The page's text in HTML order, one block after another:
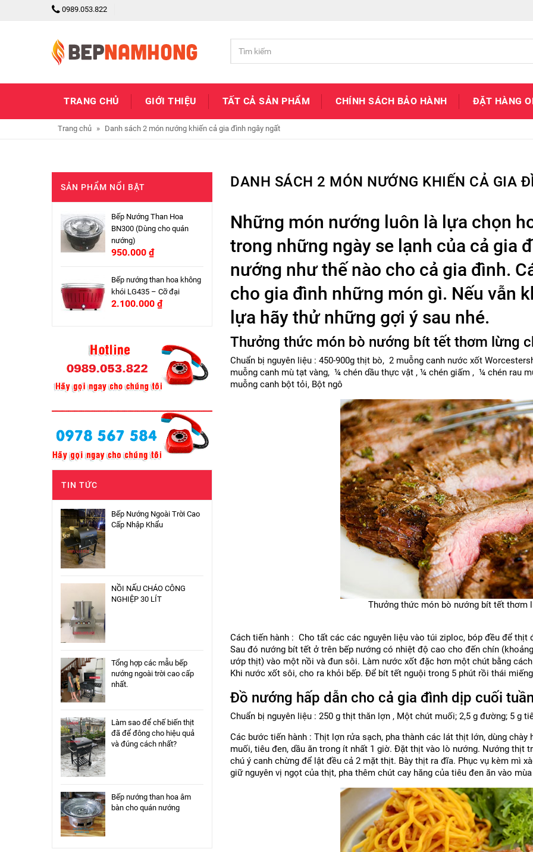
0989.053.822
TRANG CHỦ GIỚI THIỆU TẤT CẢ SẢN PHẨM CHÍNH SÁCH BẢO HÀNH ĐẶT HÀNG
Trang chủ » Danh sách 2 món nướng khiến cả gia đình ngây ngất
DANH SÁCH 2 MÓN NƯỚNG KHIẾN CẢ GIA
Những món nướng luôn là lựa chọn
trong những ngày se lạnh của cả gia
nướng như thế nào cho cả gia đình.
cho gia đình những món gì. Nếu vẫn
lựa hãy thử những gợi ý sau nhé.
Thưởng thức món bò nướng bít tết thơm lừng
Chuẩn bị nguyên liệu : 450-900g thịt bò, 2 muỗng canh nước xốt
muỗng canh mù tạt vàng, ¼ chén dầu thực vật , ¼ chén giấm , ¼ chén rau
muỗng canh bột tỏi, Bột ngô
Thưởng thức món bò nướng bít tết thơm
Cách tiến hành : Cho tất các các nguyên liệu vào túi ziploc, bóp đều để
Sau đó nướng bít tết ở trên bếp nướng có nhiệt độ cao cho đến chín
ướp thịt) vào một nồi và đun sôi. Làm nước xốt đặc hơn một chút bằng
Khi nước xốt sôi, cho ra khỏi bếp. Để bít tết nguội trong 5 phút rồi thái
Đồ nướng hấp dẫn cho cả gia đình dịp cuối
Chuẩn bị nguyên liệu : 250 g thịt thăn lợn , Một chút muối; 2,5 g đường; 5 g
Các bước tiến hành : Thịt lợn rửa sạch, pha thành các lát thịt lớn, dùng
muối, tiêu đen, dầu ăn trong ít nhất 1 giờ. Đặt thịt vào lò nướng. Nướng thịt
chú ý canh chừng để lật đều cả 2 mặt thịt. Bày thịt ra đĩa. Phục vụ kèm mì
giữ nguyên vị ngọt của thịt, pha thêm chút cay hăng của tiêu đen ăn vào
SẢN PHẨM NỔI BẬT
Bếp Nướng Than Hoa
BN300 (Dùng cho quán
nướng)
950.000 ₫
Bếp nướng than hoa không
khói LG435 – Cỡ đại
2.100.000 ₫
TIN TỨC
Bếp Nướng Ngoài Trời Cao
Cấp Nhập Khẩu
NỒI NẤU CHÁO CÔNG
NGHIỆP 30 LÍT
Tổng hợp các mẫu bếp
nướng ngoài trời cao cấp
nhất.
Làm sao để chế biến thịt
đã để đông cho hiệu quả
và đúng cách nhất?
Bếp nướng than hoa âm
bàn cho quán nướng